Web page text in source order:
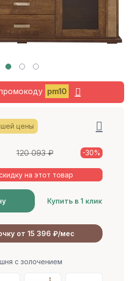
pm10
цены
120 093₽ -30%
на этот товар
Купить в 1 клик
от 15 396 ₽/мес
с золочением